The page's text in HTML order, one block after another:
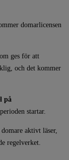
domarlicensen
ges för att
och det kommer
på
startar.
aktivt läser,
regelverket.